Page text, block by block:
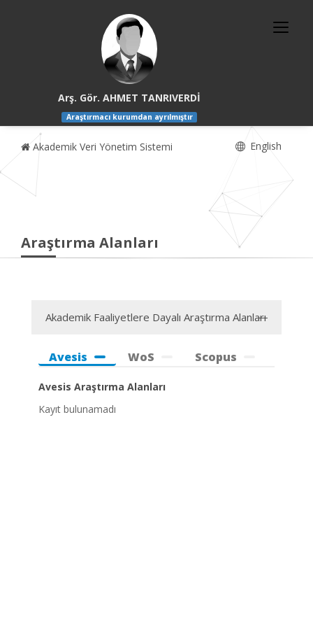
Arş. Gör. AHMET TANRIVERDİ
Araştırmacı kurumdan ayrılmıştır
Akademik Veri Yönetim Sistemi English
Araştırma Alanları
Akademik Faaliyetlere Dayalı Araştırma Alanları
Avesis WoS Scopus
Avesis Araştırma Alanları
Kayıt bulunamadı